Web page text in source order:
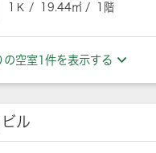
1Ｋ / 19.44㎡ / 1階
の空室1件を表示する
ル